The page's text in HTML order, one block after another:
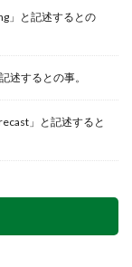
」と記述するとの
述するとの事。
」と記述すると